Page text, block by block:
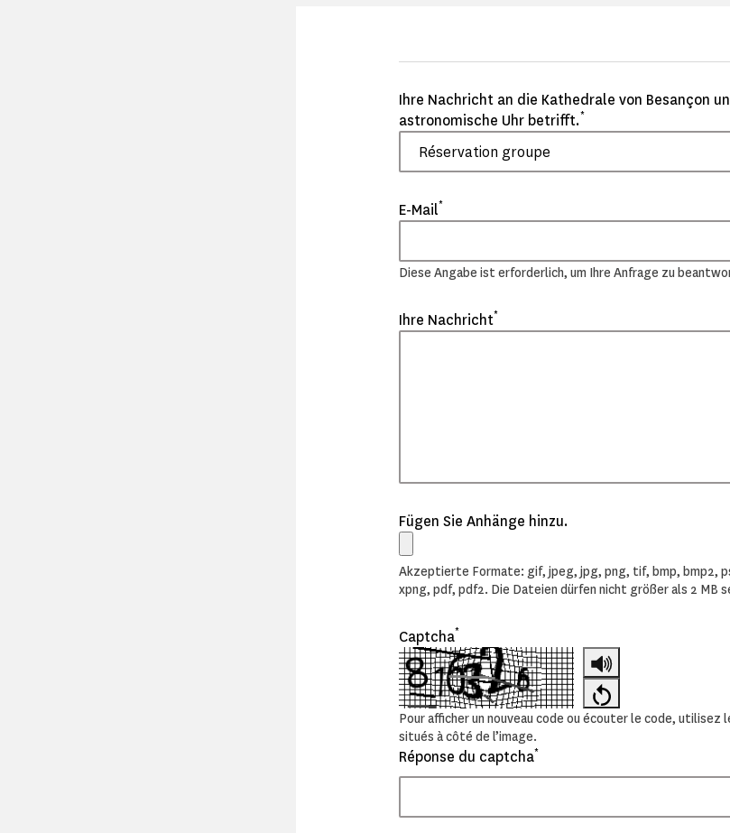
Ihre Nachricht an die Kathedrale von Besançon
astronomische Uhr betrifft.*
E-Mail*
Diese Angabe ist erforderlich, um Ihre Anfrage zu
Ihre Nachricht*
Fügen Sie Anhänge hinzu.
Akzeptierte Formate: gif, jpeg, jpg, png, tif, bmp, bmp2,
xpng, pdf, pdf2. Die Dateien dürfen nicht größer als 2 MB
Captcha*
Pour afficher un nouveau code ou écouter le code, utilisez
situés à côté de l’image.
Réponse du captcha*